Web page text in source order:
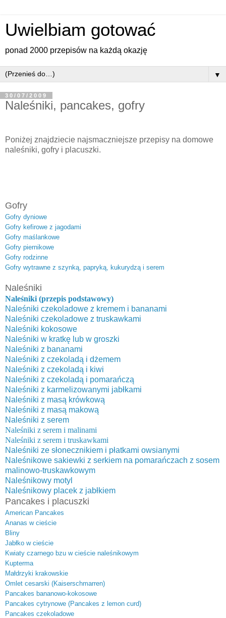
Uwielbiam gotować
ponad 2000 przepisów na każdą okazję
▼
30/07/2009
Naleśniki, pancakes, gofry
Poniżej znajdziecie najsmaczniejsze przepisy na domowe
naleśniki, gofry i placuszki.
Gofry
Gofry dyniowe
Gofry kefirowe z jagodami
Gofry maślankowe
Gofry piernikowe
Gofry rodzinne
Gofry wytrawne z szynką, papryką, kukurydzą i serem
Naleśniki
Naleśniki (przepis podstawowy)
Naleśniki czekoladowe z kremem i bananami
Naleśniki czekoladowe z truskawkami
Naleśniki kokosowe
Naleśniki w kratkę lub w groszki
Naleśniki z bananami
Naleśniki z czekoladą i dżemem
Naleśniki z czekoladą i kiwi
Naleśniki z czekoladą i pomarańczą
Naleśniki z karmelizowanymi jabłkami
Naleśniki z masą krówkową
Naleśniki z masą makową
Naleśniki z serem
Naleśniki z serem i malinami
Naleśniki z serem i truskawkami
Naleśniki ze słonecznikiem i płatkami owsianymi
Naleśnikowe sakiewki z serkiem na pomarańczach z sosem
malinowo-truskawkowym
Naleśnikowy motyl
Naleśnikowy placek z jabłkiem
Pancakes i placuszki
American Pancakes
Ananas w cieście
Bliny
Jabłko w cieście
Kwiaty czarnego bzu w cieście naleśnikowym
Kupterma
Małdrzyki krakowskie
Omlet cesarski (Kaiserschmarren)
Pancakes bananowo-kokosowe
Pancakes cytrynowe (Pancakes z lemon curd)
Pancakes czekoladowe